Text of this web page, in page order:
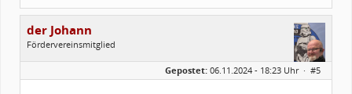
der Johann
Fördervereinsmitglied
Geschlecht:
Beiträge:
459
Gepostet: 06.11.2024 - 18:23 Uhr · #5